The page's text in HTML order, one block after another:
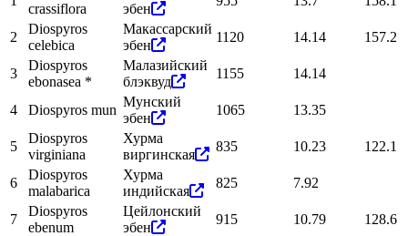
crassiflora
эбен
2
Diospyros
celebica
Макассарский
эбен
1120 14.14 157.2
3
Diospyros
ebonasea *
Малазийский
блэквуд
1155 14.14
4 Diospyros mun
Мунский
эбен
1065 13.35
5
Diospyros
virginiana
Хурма
виргинская
835 10.23 122.1
6
Diospyros
malabarica
Хурма
индийская
825 7.92
7
Diospyros
ebenum
Цейлонский
эбен
915 10.79 128.6